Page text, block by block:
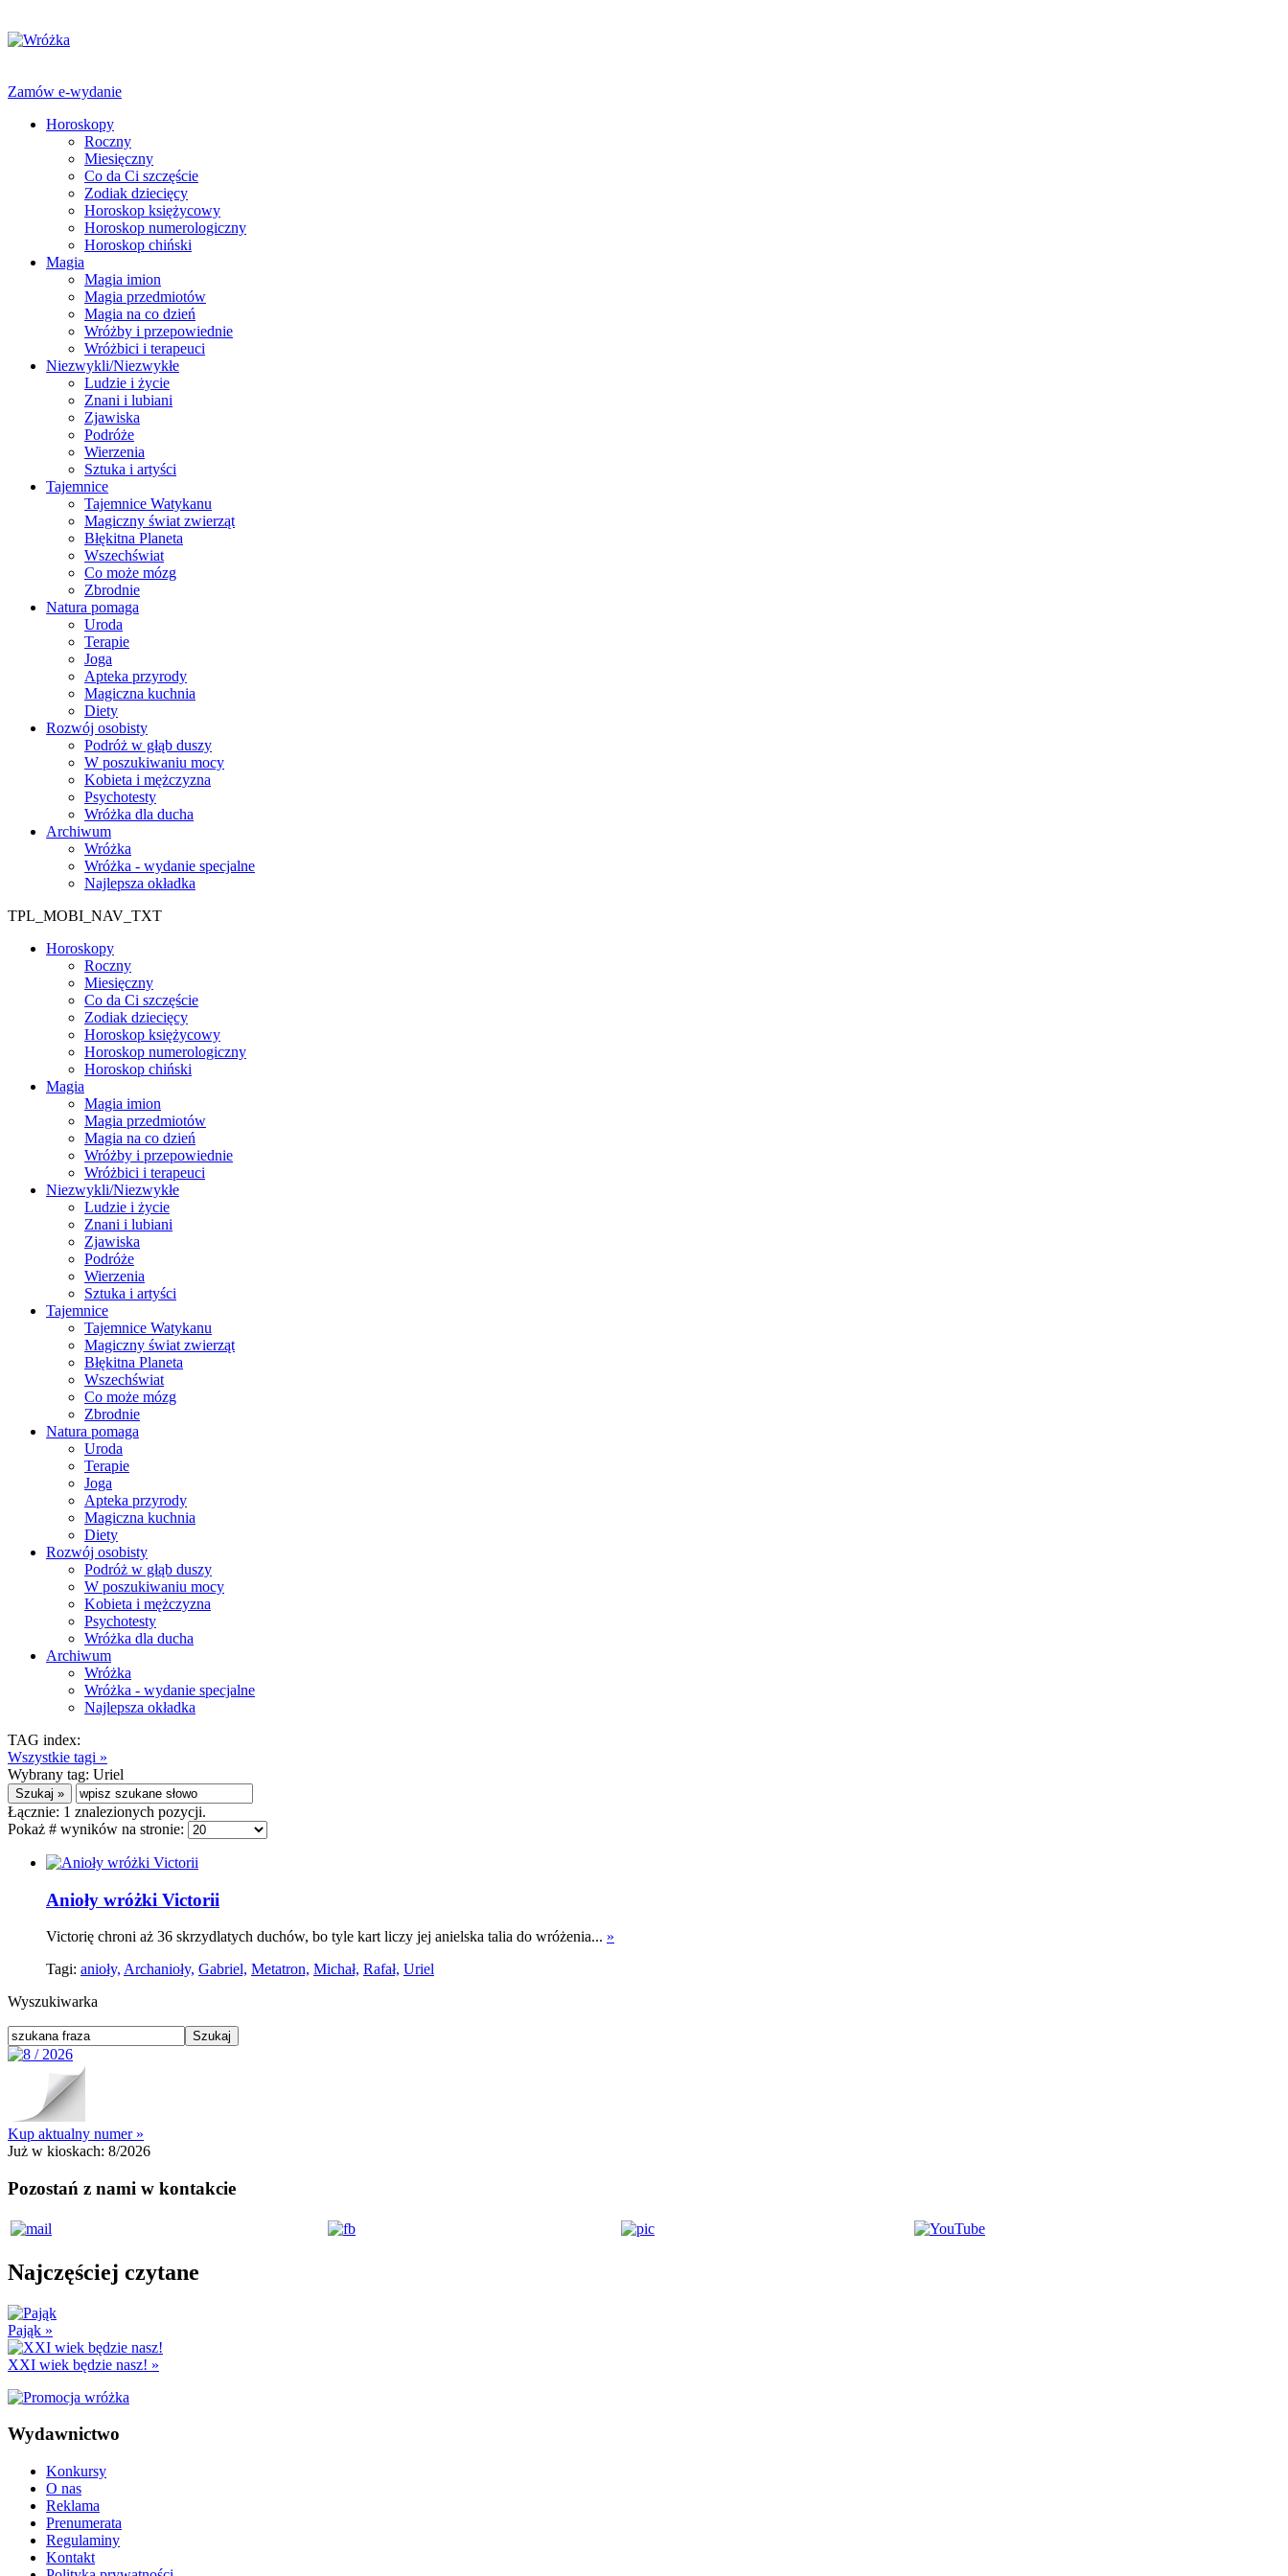
Zamów e-wydanie
Horoskopy
Roczny
Miesięczny
Co da Ci szczęście
Zodiak dziecięcy
Horoskop księżycowy
Horoskop numerologiczny
Horoskop chiński
Magia
Magia imion
Magia przedmiotów
Magia na co dzień
Wróżby i przepowiednie
Wróżbici i terapeuci
Niezwykli/Niezwykłe
Ludzie i życie
Znani i lubiani
Zjawiska
Podróże
Wierzenia
Sztuka i artyści
Tajemnice
Tajemnice Watykanu
Magiczny świat zwierząt
Błękitna Planeta
Wszechświat
Co może mózg
Zbrodnie
Natura pomaga
Uroda
Terapie
Joga
Apteka przyrody
Magiczna kuchnia
Diety
Rozwój osobisty
Podróż w głąb duszy
W poszukiwaniu mocy
Kobieta i mężczyzna
Psychotesty
Wróżka dla ducha
Archiwum
Wróżka
Wróżka - wydanie specjalne
Najlepsza okładka
TPL_MOBI_NAV_TXT
Horoskopy
Roczny
Miesięczny
Co da Ci szczęście
Zodiak dziecięcy
Horoskop księżycowy
Horoskop numerologiczny
Horoskop chiński
Magia
Magia imion
Magia przedmiotów
Magia na co dzień
Wróżby i przepowiednie
Wróżbici i terapeuci
Niezwykli/Niezwykłe
Ludzie i życie
Znani i lubiani
Zjawiska
Podróże
Wierzenia
Sztuka i artyści
Tajemnice
Tajemnice Watykanu
Magiczny świat zwierząt
Błękitna Planeta
Wszechświat
Co może mózg
Zbrodnie
Natura pomaga
Uroda
Terapie
Joga
Apteka przyrody
Magiczna kuchnia
Diety
Rozwój osobisty
Podróż w głąb duszy
W poszukiwaniu mocy
Kobieta i mężczyzna
Psychotesty
Wróżka dla ducha
Archiwum
Wróżka
Wróżka - wydanie specjalne
Najlepsza okładka
TAG index:
Wszystkie tagi »
Wybrany tag: Uriel
Łącznie: 1 znalezionych pozycji.
Pokaż # wyników na stronie:
Anioły wróżki Victorii
Victorię chroni aż 36 skrzydlatych duchów, bo tyle kart liczy jej anielska talia do wróżenia... »
Tagi: anioły, Archanioły, Gabriel, Metatron, Michał, Rafał, Uriel
Wyszukiwarka
Kup aktualny numer »
Już w kioskach: 8/2026
Pozostań z nami w kontakcie
Najczęściej czytane
Pająk »
XXI wiek będzie nasz! »
Wydawnictwo
Konkursy
O nas
Reklama
Prenumerata
Regulaminy
Kontakt